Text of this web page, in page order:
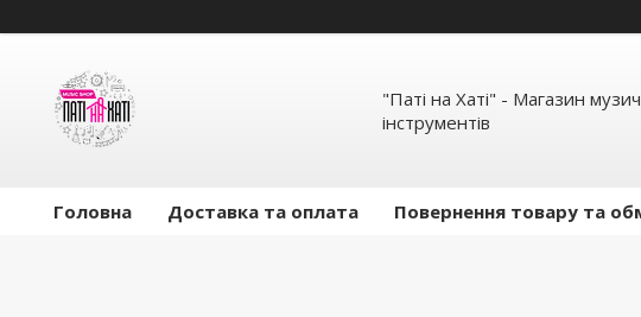
"Паті на Хаті" - Магазин
інструментів
Головна Доставка та оплата Повернення товару та